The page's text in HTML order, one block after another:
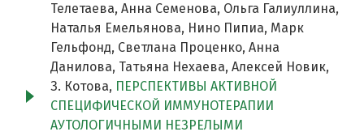
Телетаева, Анна Семенова, Ольга Галиуллина,
Наталья Емельянова, Нино Пипиа, Марк
Гельфонд, Светлана Проценко, Анна
Данилова, Татьяна Нехаева, Алексей Новик,
З. Котова, ПЕРСПЕКТИВЫ АКТИВНОЙ
СПЕЦИФИЧЕСКОЙ ИММУНОТЕРАПИИ
АУТОЛОГИЧНЫМИ НЕЗРЕЛЫМИ